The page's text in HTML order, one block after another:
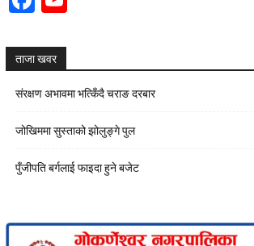
ताजा खवर
संरक्षण अभावमा भत्किँदै चराङ दरबार
जोखिममा सुस्ताको झोलुङ्गे पुल
पुँजीपति बर्गलाई फाइदा हुने बजेट